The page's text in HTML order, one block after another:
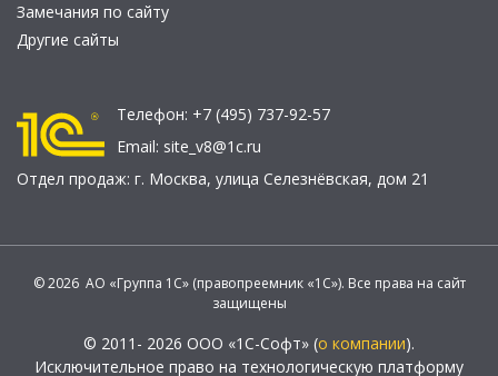
Замечания по сайту
Другие сайты
Телефон: +7 (495) 737-92-57
Email: site_v8@1c.ru
Отдел продаж: г. Москва, улица Селезнёвская, дом 21
© 2026 АО «Группа 1С» (правопреемник «1С»). Все права на сайт
защищены
© 2011- 2026 ООО «1С-Софт» (о компании).
Исключительное право на технологическую платформу